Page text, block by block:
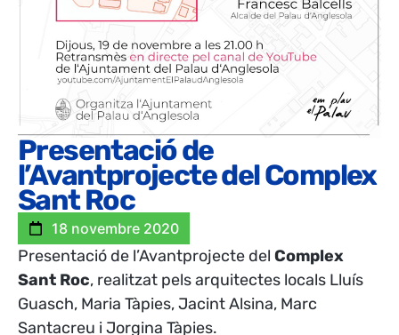
Presentació de
l’Avantprojecte del Complex
Sant Roc
18 novembre 2020
Presentació de l’Avantprojecte del Complex
Sant Roc, realitzat pels arquitectes locals Lluís
Guasch, Maria Tàpies, Jacint Alsina, Marc
Santacreu i Jorgina Tàpies.